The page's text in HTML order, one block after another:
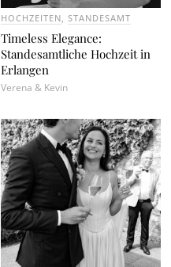
HOCHZEITEN STANDESAMT
Timeless Elegance:
Standesamtliche Hochzeit in
Erlangen
Verena & Kevin